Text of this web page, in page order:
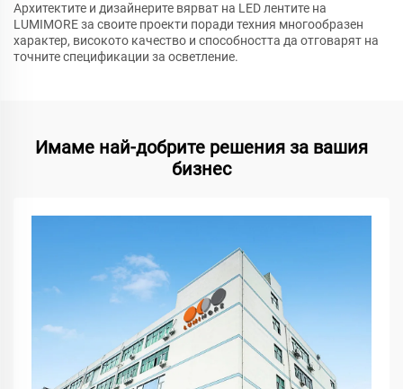
Архитектите и дизайнерите вярват на LED лентите на
LUMIMORE за своите проекти поради техния многообразен
характер, високото качество и способността да отговарят на
точните спецификации за осветление.
Имаме най-добрите решения за вашия
бизнес